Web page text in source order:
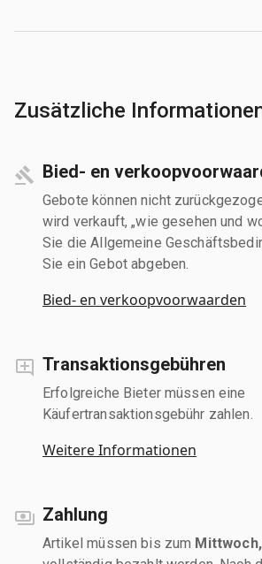
Zusätzliche
Bied- en
Gebote können nicht
wird verkauft, „wie gesehen und
Sie die Allgemeine
Sie ein Gebot abgeben.
Bied- en verkoopvoorwaarden
Transaktionsgebühren
Erfolgreiche Bieter müssen eine
Käufertransaktionsgebühr zahlen.
Weitere Informationen
Zahlung
Artikel müssen bis zum